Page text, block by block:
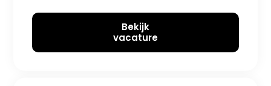
Bekijk
vacature